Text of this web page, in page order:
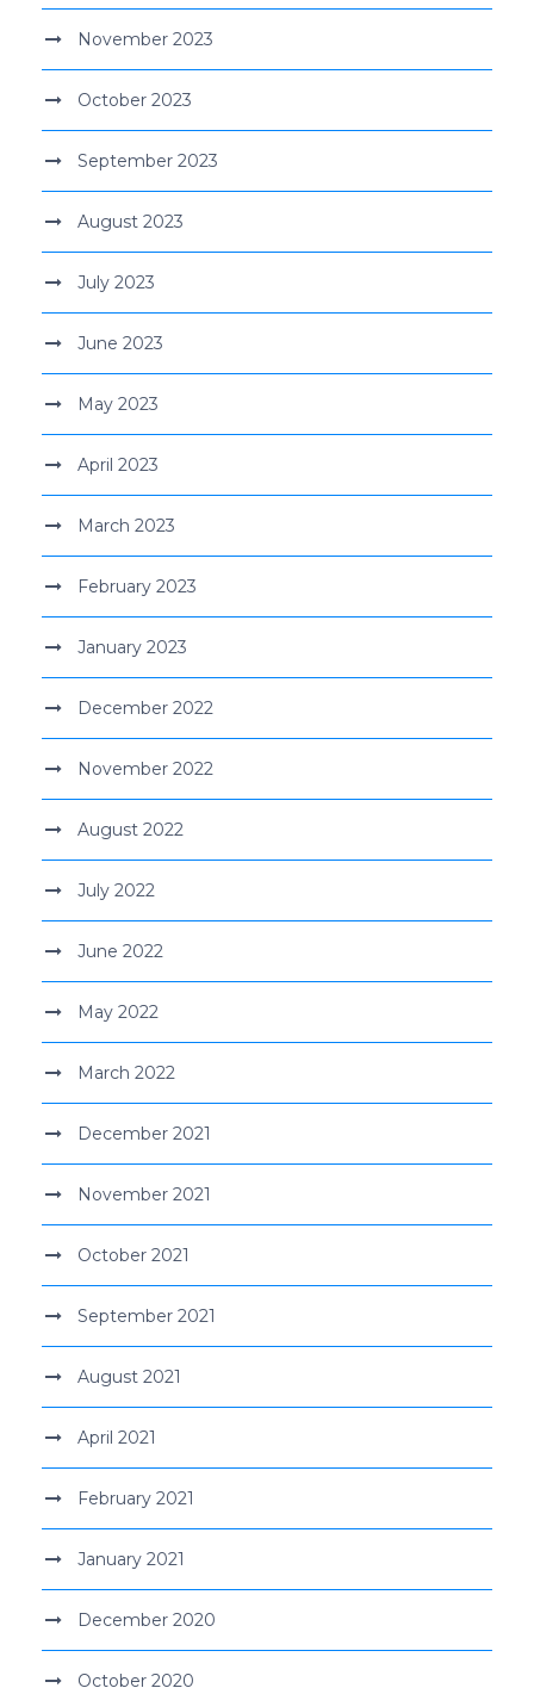
November 2023
October 2023
September 2023
August 2023
July 2023
June 2023
May 2023
April 2023
March 2023
February 2023
January 2023
December 2022
November 2022
August 2022
July 2022
June 2022
May 2022
March 2022
December 2021
November 2021
October 2021
September 2021
August 2021
April 2021
February 2021
January 2021
December 2020
October 2020